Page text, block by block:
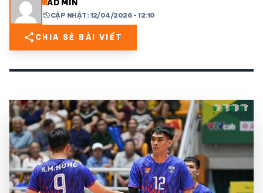
share mail
ADMIN
historyCẬP NHẬT: 12/04/2026 - 12:10
share CHIA SẺ BÀI VIẾT